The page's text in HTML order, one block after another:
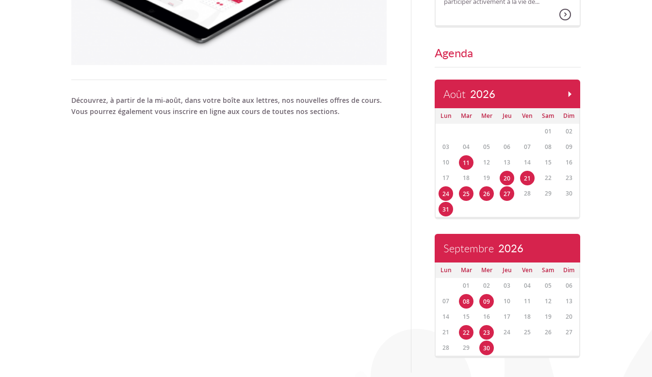
Découvrez, à partir de la mi-août, dans votre boîte aux lettres, nos nouvelles offres de cours.
Vous pourrez également vous inscrire en ligne aux cours de toutes nos sections.
Agenda
Août 2026
Lun Mar Mer Jeu Ven Sam
Dim
01
02
03
04 05 06 07 08
09
10
11 12 13 14 15
16
17
18 19 20 21 22
23
24
25 26 27 28 29
30
31
Septembre 2026
Lun Mar Mer Jeu Ven Sam
Dim
01
02 03 04 05
06
07
08 09 10 11 12
13
14
15 16 17 18 19
20
21
22 23 24 25 26
27
28
29 30